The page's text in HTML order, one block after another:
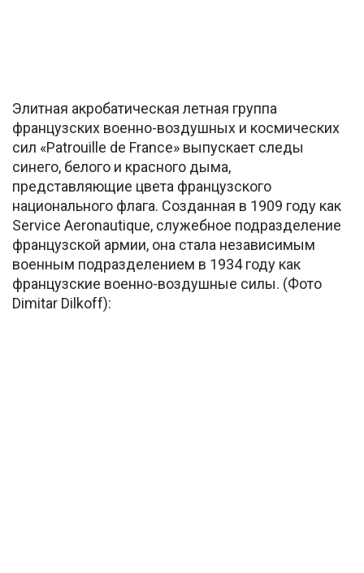
Элитная акробатическая летная группа
французских военно-воздушных и космических
сил «Patrouille de France» выпускает следы
синего, белого и красного дыма,
представляющие цвета французского
национального флага. Созданная в 1909 году как
Service Aeronautique, служебное подразделение
французской армии, она стала независимым
военным подразделением в 1934 году как
французские военно-воздушные силы. (Фото
Dimitar Dilkoff):